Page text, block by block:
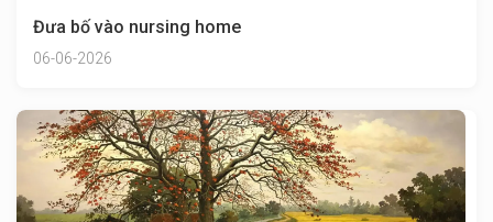
Đưa bố vào nursing home
06-06-2026